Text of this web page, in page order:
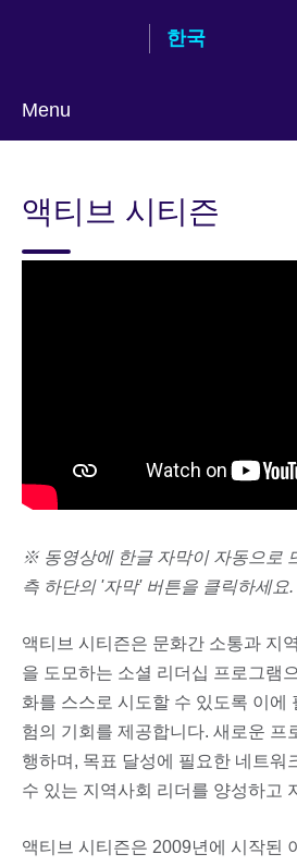
content
한국
Menu
액티브 시티즌
※ 동영상에 한글 자막이 자동으로
측 하단의 '자막' 버튼을 클릭하세요.
액티브 시티즌은 문화간 소통과 지
을 도모하는 소셜 리더십 프로그램
화를 스스로 시도할 수 있도록 이에
험의 기회를 제공합니다. 새로운 프
행하며, 목표 달성에 필요한 네트워
수 있는 지역사회 리더를 양성하고
액티브 시티즌은 2009년에 시작된